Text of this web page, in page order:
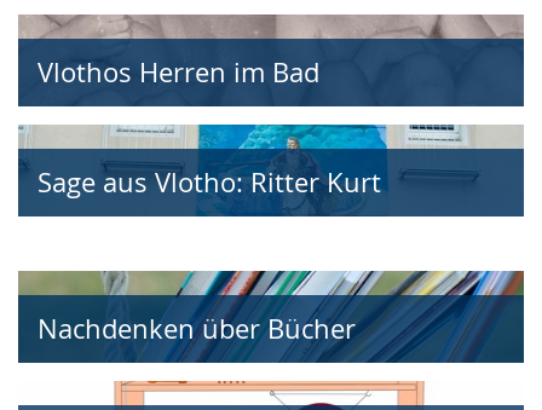
Vlothos Herren im Bad
Sage aus Vlotho: Ritter Kurt
Nachdenken über Bücher